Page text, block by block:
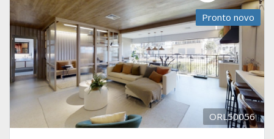
Pronto novo
ORL50056